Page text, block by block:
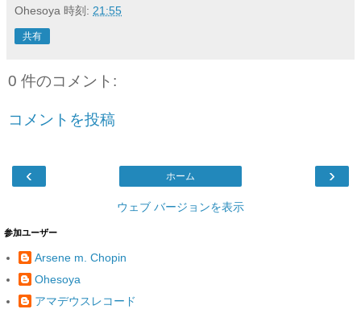
Ohesoya 時刻: 21:55
共有
0 件のコメント:
コメントを投稿
‹ ›
ホーム
ウェブ バージョンを表示
参加ユーザー
Arsene m. Chopin
Ohesoya
アマデウスレコード